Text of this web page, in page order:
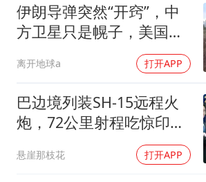
伊朗导弹突然“开窍”，中
方卫星只是幌子，美国真
离开地球a 打开APP
巴边境列装SH-15远程火
炮，72公里射程吃惊印度
悬崖那枝花 打开APP